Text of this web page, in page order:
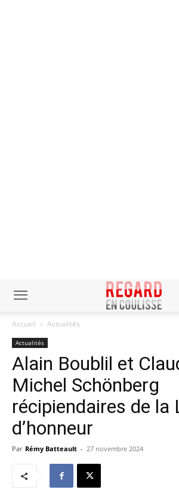
Accueil Actualités
Actualités
Alain Boublil et
Michel Schönberg
récipiendaires de la
d’honneur
Par Rémy Batteault - 27 novembre 2024